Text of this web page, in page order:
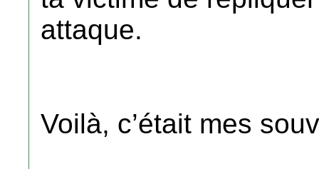
attaque.
Voilà, c’était mes